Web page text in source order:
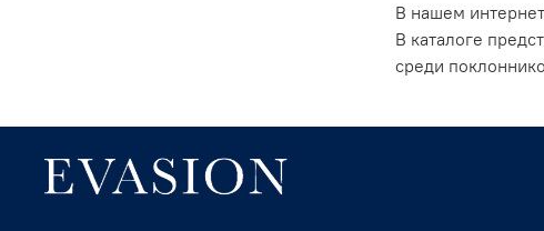
В нашем
В каталоге
среди